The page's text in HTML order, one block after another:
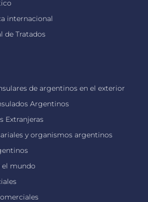
internacional
de Tratados
de argentinos en el exterior
Argentinos
Extranjeras
y organismos argentinos
el mundo